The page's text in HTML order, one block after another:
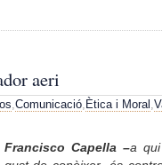
aeri
Comunicació Ètica i Moral
Francisco Capella –a